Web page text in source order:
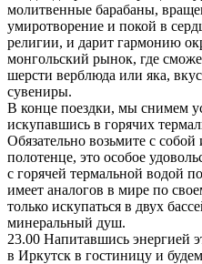
молитвенные барабаны,
умиротворение и покой в
религии, и дарит гармонию
монгольский рынок, где
шерсти верблюда или яка,
сувениры.
В конце поездки, мы снимем
искупавшись в горячих
Обязательно возьмите с
полотенце, это особое
с горячей термальной водой
имеет аналогов в мире по
только искупаться в двух
минеральный душ.
23.00 Напитавшись энергией
в Иркутск в гостиницу и